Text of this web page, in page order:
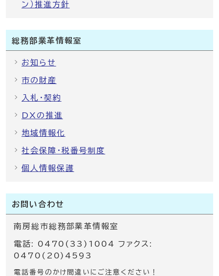
ン）推進方針
総務部業革情報室
お知らせ
市の財産
入札・契約
DXの推進
地域情報化
社会保障・税番号制度
個人情報保護
お問い合わせ
南房総市総務部業革情報室
電話: 0470(33)1004 ファクス:
0470(20)4593
電話番号のかけ間違いにご注意ください！